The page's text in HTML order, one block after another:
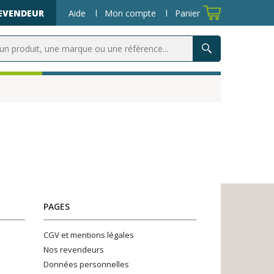
Aide Mon compte Panier
PAGES
CGV et mentions légales
Nos revendeurs
Données personnelles